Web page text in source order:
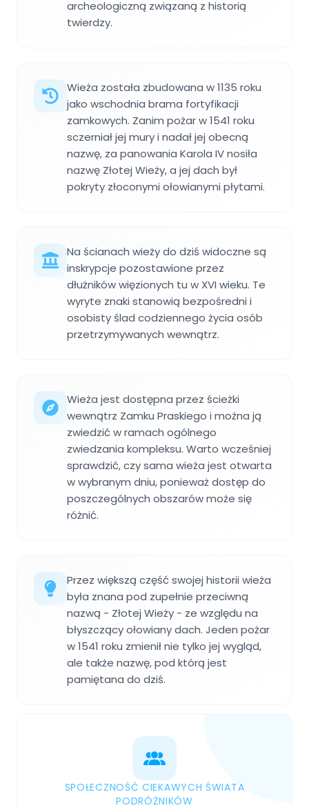
archeologiczną związaną z historią
twierdzy.
Wieża została zbudowana w 1135 roku
jako wschodnia brama fortyfikacji
zamkowych. Zanim pożar w 1541 roku
sczerniał jej mury i nadał jej obecną
nazwę, za panowania Karola IV nosiła
nazwę Złotej Wieży, a jej dach był
pokryty złoconymi ołowianymi płytami.
Na ścianach wieży do dziś widoczne są
inskrypcje pozostawione przez
dłużników więzionych tu w XVI wieku. Te
wyryte znaki stanowią bezpośredni i
osobisty ślad codziennego życia osób
przetrzymywanych wewnątrz.
Wieża jest dostępna przez ścieżki
wewnątrz Zamku Praskiego i można ją
zwiedzić w ramach ogólnego
zwiedzania kompleksu. Warto wcześniej
sprawdzić, czy sama wieża jest otwarta
w wybranym dniu, ponieważ dostęp do
poszczególnych obszarów może się
różnić.
Przez większą część swojej historii wieża
była znana pod zupełnie przeciwną
nazwą - Złotej Wieży - ze względu na
błyszczący ołowiany dach. Jeden pożar
w 1541 roku zmienił nie tylko jej wygląd,
ale także nazwę, pod którą jest
pamiętana do dziś.
SPOŁECZNOŚĆ CIEKAWYCH ŚWIATA
PODRÓŻNIKÓW